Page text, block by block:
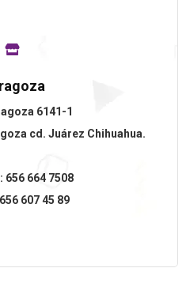
6141-1
cd. Juárez Chihuahua.
656 664 7508
607 45 89